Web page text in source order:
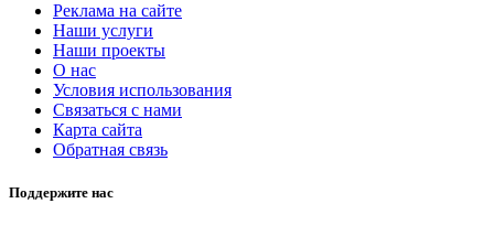
Реклама на сайте
Наши услуги
Наши проекты
О нас
Условия использования
Связаться с нами
Карта сайта
Обратная связь
Поддержите нас